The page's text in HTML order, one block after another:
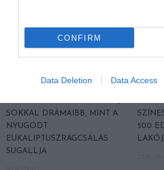
CONFIRM
Data Deletion Data Access
SOKKAL DRÁMAIBB, MINT A
NYUGODT
EUKALIPTUSZRÁGCSÁLÁS
SUGALLJA
500